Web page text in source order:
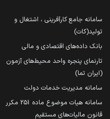
سامانه جامع کارآفرینی ، اشتغال و
تولید(کات)
بانک داده‌های اقتصادی و مالی
تارنمای پنجره واحد محیط‌های آزمون
(ایران تما)
سامانه مدیریت خدمات دولت
سامانه هیات موضوع ماده 251 مکرر
قانون مالیات‌های مستقیم